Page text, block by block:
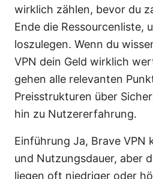
wirklich zählen, bevor du
Ende die Ressourcenliste,
loszulegen. Wenn du
VPN dein Geld wirklich
gehen alle relevanten
Preisstrukturen über
hin zu Nutzererfahrung.
Einführung Ja, Brave VPN
und Nutzungsdauer, aber
liegen oft niedriger oder